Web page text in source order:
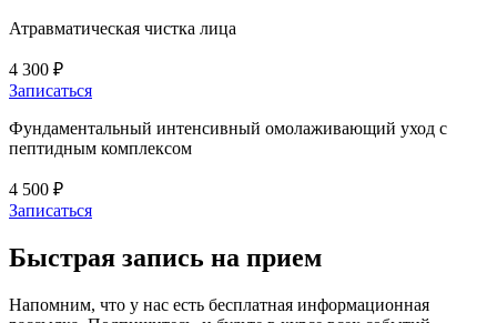
Атравматическая чистка лица
4 300 ₽
Записаться
Фундаментальный интенсивный омолаживающий уход с
пептидным комплексом
4 500 ₽
Записаться
Быстрая запись на прием
Напомним, что у нас есть бесплатная информационная